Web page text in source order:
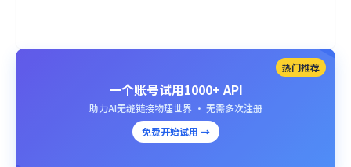
热门推荐
一个账号试用1000+ API
助力AI无缝链接物理世界 · 无需多次注册
免费开始试用 →